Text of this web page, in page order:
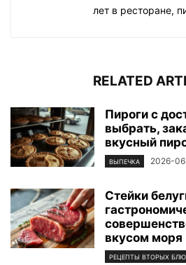
лет в ресторане,
RELATED
Пироги с
выбрать,
вкусный
ВЫПЕЧКА 2026-
Стейки
вкусом моря
РЕЦЕПТЫ ВТОРЫХ